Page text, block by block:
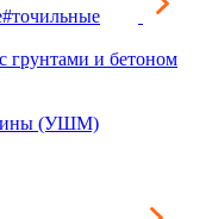
грунтами и бетоном
(УШМ)